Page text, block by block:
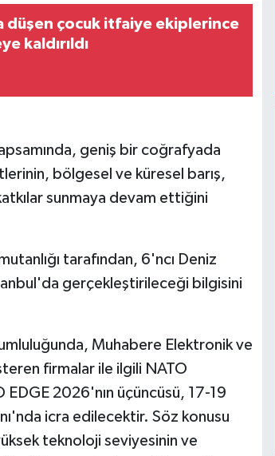
düşen çocuk itfaiye ekiplerince
kaldırıldı
geniş bir coğrafyada
bölgesel ve küresel barış,
sunmaya devam ettiğini
tarafından, 6'ncı Deniz
gerçekleştirileceği bilgisini
Muhabere Elektronik ve
firmalar ile ilgili NATO
EDGE 2026'nın üçüncüsü, 17-19
icra edilecektir. Söz konusu
teknoloji seviyesinin ve